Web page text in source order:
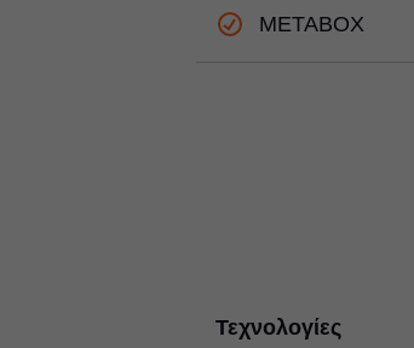
METABOX
Τεχνολογίες